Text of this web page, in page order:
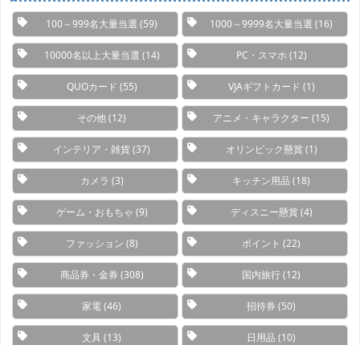
100～999名大量当選 (59) 1000～9999名大量当選 (16)
10000名以上大量当選 (14) PC・スマホ (12)
QUOカード (55) VJAギフトカード (1)
その他(12) アニメ・キャラクター (15)
インテリア・雑貨(37) オリンピック懸賞(1)
カメラ (3) キッチン用品 (18)
ゲーム・おもちゃ (9) ディスニー懸賞(4)
ファッション (8) ポイント (22)
商品券・金券 (308) 国内旅行(12)
家電(46) 招待券 (50)
文具 (13) 日用品 (10)